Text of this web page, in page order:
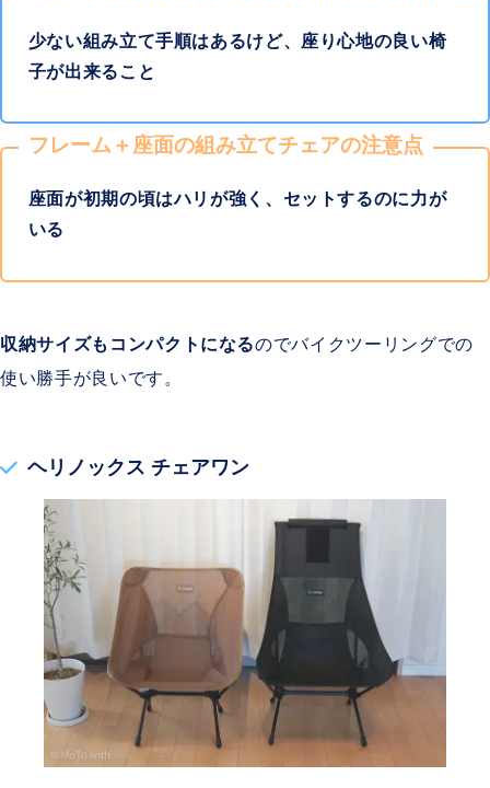
少ない組み立て手順はあるけど、座り心地の良い椅
子が出来ること
フレーム＋座面の組み立てチェアの注意点
座面が初期の頃はハリが強く、セットするのに力が
いる
収納サイズもコンパクトになるのでバイクツーリングでの
使い勝手が良いです。
ヘリノックス チェアワン